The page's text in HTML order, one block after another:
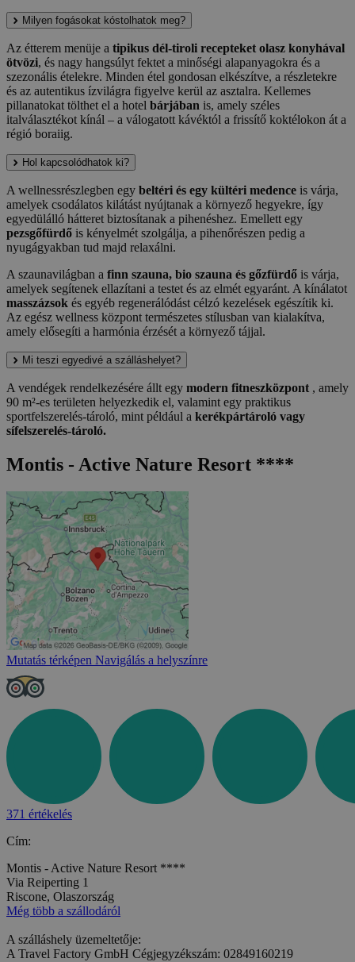
Milyen fogásokat kóstolhatok meg?
Az étterem menüje a tipikus dél-tiroli recepteket olasz konyhával
ötvözi, és nagy hangsúlyt fektet a minőségi alapanyagokra és a
szezonális ételekre. Minden étel gondosan elkészítve, a részletekre
és az autentikus ízvilágra figyelve kerül az asztalra. Kellemes
pillanatokat tölthet el a hotel bárjában is, amely széles
italválasztékot kínál – a válogatott kávéktól a frissítő koktélokon át a
régió boraiig.
Hol kapcsolódhatok ki?
A wellnessrészlegben egy beltéri és egy kültéri medence is várja,
amelyek csodálatos kilátást nyújtanak a környező hegyekre, így
egyedülálló hátteret biztosítanak a pihenéshez. Emellett egy
pezsgőfürdő is kényelmét szolgálja, a pihenőrészen pedig a
nyugágyakban tud majd relaxálni.
A szaunavilágban a finn szauna, bio szauna és gőzfürdő is várja,
amelyek segítenek ellazítani a testet és az elmét egyaránt. A kínálatot
masszázsok és egyéb regenerálódást célzó kezelések egészítik ki.
Az egész wellness központ természetes stílusban van kialakítva,
amely elősegíti a harmónia érzését a környező tájjal.
Mi teszi egyedivé a szálláshelyet?
A vendégek rendelkezésére állt egy modern fitneszközpont , amely
90 m²-es területen helyezkedik el, valamint egy praktikus
sportfelszerelés-tároló, mint például a kerékpártároló vagy
sífelszerelés-tároló.
Montis - Active Nature Resort ****
Mutatás térképen Navigálás a helyszínre
371 értékelés
Cím:
Montis - Active Nature Resort ****
Via Reiperting 1
Riscone, Olaszország
Még több a szállodáról
A szálláshely üzemeltetője:
A Travel Factory GmbH Cégjegyzékszám: 02849160219